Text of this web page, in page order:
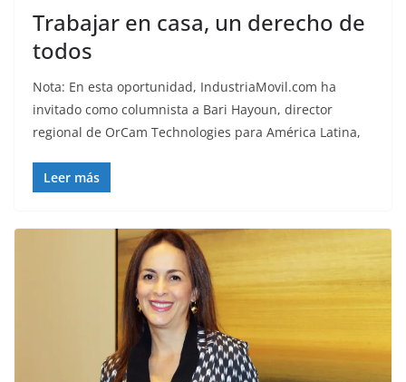
Trabajar en casa, un derecho de
todos
Nota: En esta oportunidad, IndustriaMovil.com ha
invitado como columnista a Bari Hayoun, director
regional de OrCam Technologies para América Latina,
Leer más